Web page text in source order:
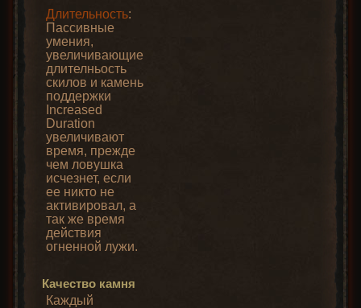
Длительность:
Пассивные
умения,
увеличивающие
длителньость
скилов и камень
поддержки
Increased
Duration
увеличивают
время, прежде
чем ловушка
исчезнет, если
ее никто не
активировал, а
так же время
действия
огненной лужи.
Качество камня
Каждый